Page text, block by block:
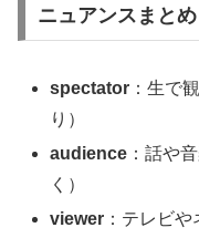
ニュアンスまとめ
spectator ：生で
り）
audience ：話や
く）
viewer ：テレビ